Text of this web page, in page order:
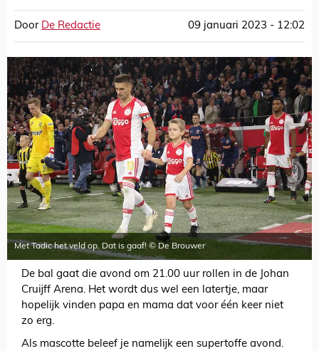
Door De Redactie 09 januari 2023 - 12:02
Met Tadic het veld op. Dat is gaaf! © De Brouwer
De bal gaat die avond om 21.00 uur rollen in de Johan
Cruijff Arena. Het wordt dus wel een latertje, maar
hopelijk vinden papa en mama dat voor één keer niet
zo erg.
Als mascotte beleef je namelijk een supertoffe avond.